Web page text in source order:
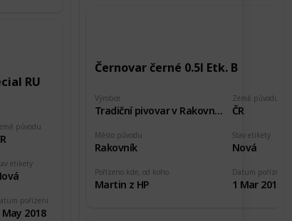
RU
původu
etikety
pořízení
May 2018
Černovar černé 0.5l Etk. B
Výrobce
Tradiční pivovar v Rakovníku
Země původu
ČR
Pořízeno kde, od koho
Martin z HP
Stav etikety
Nová
Datum pořízení
1 Mar 2018
Město původu
Rakovník